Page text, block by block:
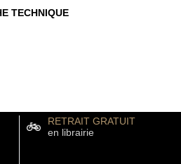
TECHNIQUE
RETRAIT GRATUIT
en librairie